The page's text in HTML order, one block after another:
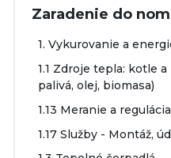
Zaradenie do
1. Vykurovanie a
1.1 Zdroje tepla: kotle
palivá, olej, biomasa)
1.13 Meranie a regulácia
1.17 Služby - Montáž,